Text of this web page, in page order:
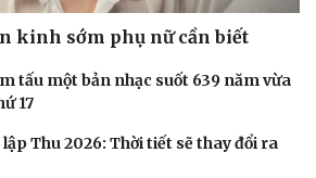
kinh sớm phụ nữ cần biết
tấu một bản nhạc suốt 639 năm vừa
17
Thu 2026: Thời tiết sẽ thay đổi ra